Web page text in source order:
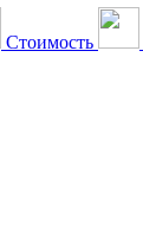
Стоимость